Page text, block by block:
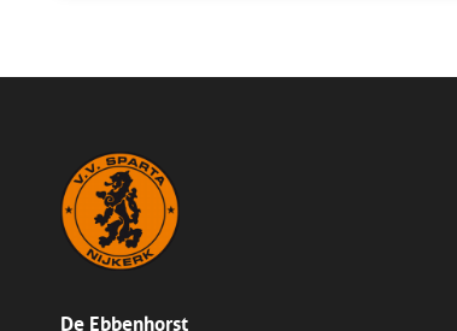
De Ebbenhorst